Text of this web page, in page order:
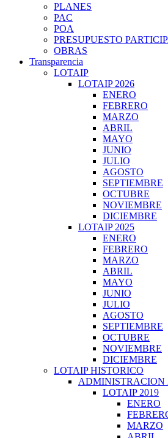
PLANES
PAC
POA
PRESUPUESTO
OBRAS
Transparencia
LOTAIP
LOTAIP 2026
ENERO
FEBRERO
MARZO
ABRIL
MAYO
JUNIO
JULIO
AGOSTO
SEPTIEMBRE
OCTUBRE
NOVIEMBRE
DICIEMBRE
LOTAIP 2025
ENERO
FEBRERO
MARZO
ABRIL
MAYO
JUNIO
JULIO
AGOSTO
SEPTIEMBRE
OCTUBRE
NOVIEMBRE
DICIEMBRE
LOTAIP HISTORICO
ADMINISTRACION
LOTAIP 2019
ENERO
MARZO